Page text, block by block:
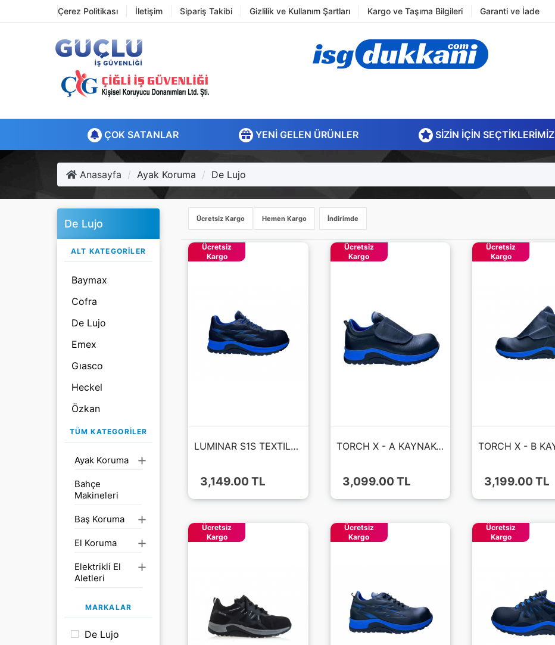
Çerez Politikası İletişim Sipariş Takibi Gizlilik ve Kullanım Şartları Kargo ve Taşıma Bilgileri Garanti ve İade
ÇOK SATANLAR YENI GELEN ÜRÜNLER SIZIN İÇIN SEÇTIKLERIMIZ
Anasayfa Ayak Koruma De Lujo
De Lujo
ALT KATEGORILER
Baymax
Cofra
De Lujo
Emex
Gıasco
Heckel
Özkan
Rockwell
Tron
U-Power
Uvex
TÜM KATEGORILER
Ayak Koruma add
Bahçe
Makineleri
Baş Koruma add
El Koruma add
Elektrikli El
Aletleri
add
Duşları
MARKALAR
De Lujo
Ücretsiz Kargo Hemen Kargo İndirimde
LUMINAR S1S TEXTILE AİR FİLE FIBERGLASS BURUN KAT - HRO - AYAKKABI
Ücretsiz
Kargo
3,149.00 TL
TORCH X - A KAYNAKÇI S3S MİCROFIBER DERİ FIBERGLASS BURU KAT - HRO - AYAKKABI
Ücretsiz
Kargo
3,099.00 TL
Ücretsiz
Kargo
3,199.00 TL
Ücretsiz
Kargo
Ücretsiz
Kargo
Ücretsiz
Kargo